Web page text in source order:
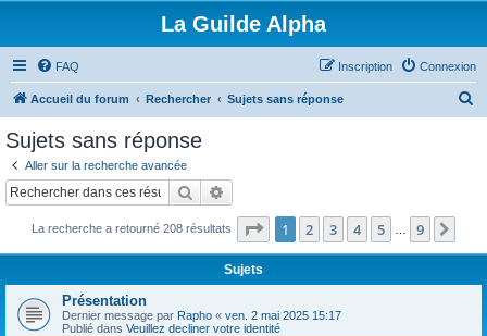
La Guilde Alpha
FAQ Connexion
Inscription
Accueil du forum Rechercher Sujets sans réponse
c
Sujets sans réponse
Aller sur la recherche avancée
Rechercher
La recherche a retourné 208 résultats Page 1sur9
1 2 3 4 5 9
Sujets
Présentation
Dernier message par Rapho « ven. 2 mai 2025 15:17
Publié dans Veuillez decliner votre identité